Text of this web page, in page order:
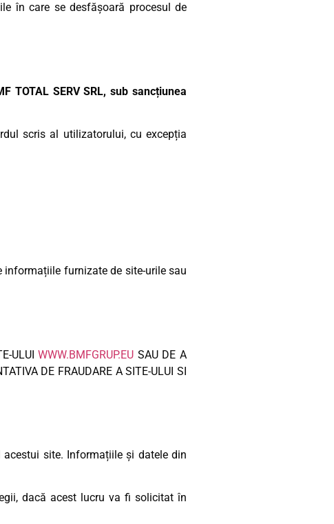
în care se desfășoară procesul de
SERV SRL, sub sancțiunea
scris al utilizatorului, cu excepția
informațiile furnizate de site-urile sau
ULUIWWW.BMFGRUP.EU SAU DE A
DE FRAUDARE A SITE-ULUI SI
site. Informațiile și datele din
dacă acest lucru va fi solicitat în